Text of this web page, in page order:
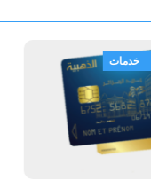
اقتصاد الجزائر الحدث